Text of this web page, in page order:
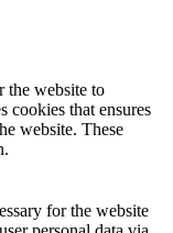
the website to
cookies that ensures
website. These
for the website